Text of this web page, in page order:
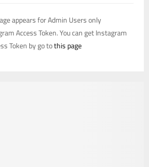
appears for Admin Users only:
Access Token. You can get Instagram
Token by go tothis page